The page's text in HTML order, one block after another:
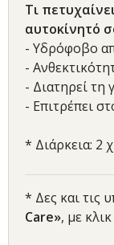
Τι
αυτοκίνητό
- Υδρόφοβο
-
- Διατηρεί τη
- Επιτρέπει
* Διάρκεια: 2
* Δες και τις
Care», με